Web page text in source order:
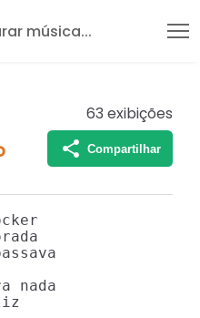
música...
63 exibições
Compartilhar
nada